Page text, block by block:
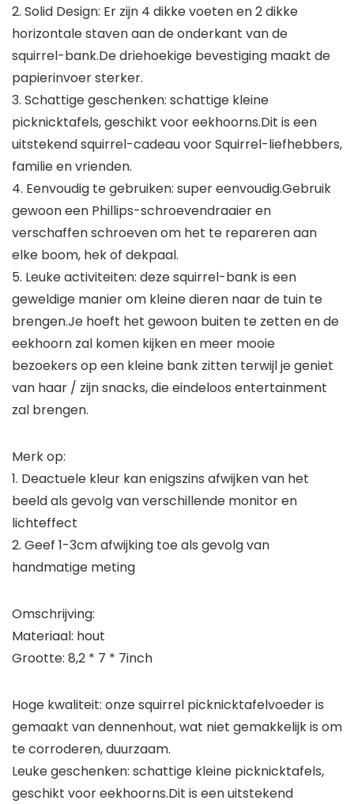
2. Solid Design: Er zijn 4 dikke voeten en 2 dikke
horizontale staven aan de onderkant van de
squirrel-bank.De driehoekige bevestiging maakt de
papierinvoer sterker.
3. Schattige geschenken: schattige kleine
picknicktafels, geschikt voor eekhoorns.Dit is een
uitstekend squirrel-cadeau voor Squirrel-liefhebbers,
familie en vrienden.
4. Eenvoudig te gebruiken: super eenvoudig.Gebruik
gewoon een Phillips-schroevendraaier en
verschaffen schroeven om het te repareren aan
elke boom, hek of dekpaal.
5. Leuke activiteiten: deze squirrel-bank is een
geweldige manier om kleine dieren naar de tuin te
brengen.Je hoeft het gewoon buiten te zetten en de
eekhoorn zal komen kijken en meer mooie
bezoekers op een kleine bank zitten terwijl je geniet
van haar / zijn snacks, die eindeloos entertainment
zal brengen.
Merk op:
1. Deactuele kleur kan enigszins afwijken van het
beeld als gevolg van verschillende monitor en
lichteffect
2. Geef 1-3cm afwijking toe als gevolg van
handmatige meting
Omschrijving:
Materiaal: hout
Grootte: 8,2 * 7 * 7inch
Hoge kwaliteit: onze squirrel picknicktafelvoeder is
gemaakt van dennenhout, wat niet gemakkelijk is om
te corroderen, duurzaam.
Leuke geschenken: schattige kleine picknicktafels,
geschikt voor eekhoorns.Dit is een uitstekend